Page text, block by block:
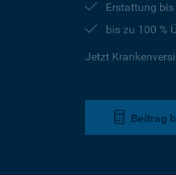
Erstattung
bis zu 100 %
Jetzt
Beitrag